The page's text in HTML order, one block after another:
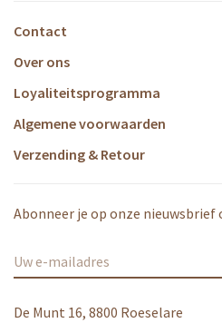
Contact
Over ons
Loyaliteitsprogramma
Algemene voorwaarden
Verzending & Retour
Abonneer je op onze
De Munt 16, 8800 Roeselare